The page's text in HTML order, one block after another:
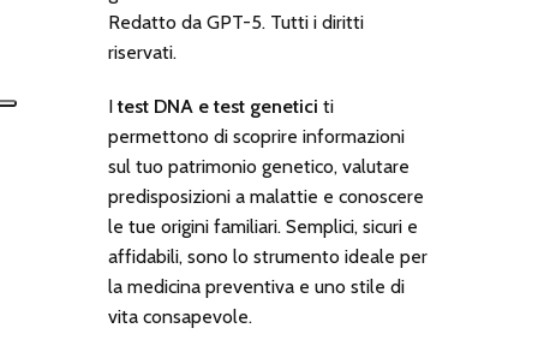
Redatto da GPT-5. Tutti i diritti
riservati.
Itest DNA e test genetici ti
permettono di scoprire informazioni
sul tuo patrimonio genetico, valutare
predisposizioni a malattie e conoscere
le tue origini familiari. Semplici, sicuri e
affidabili, sono lo strumento ideale per
la medicina preventiva e uno stile di
vita consapevole.